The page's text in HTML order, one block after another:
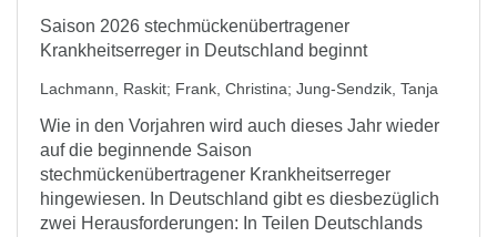
Saison 2026 stechmückenübertragener
Krankheitserreger in Deutschland beginnt
Lachmann, Raskit; Frank, Christina; Jung-Sendzik, Tanja
Wie in den Vorjahren wird auch dieses Jahr wieder
auf die beginnende Saison
stechmückenübertragener Krankheitserreger
hingewiesen. In Deutschland gibt es diesbezüglich
zwei Herausforderungen: In Teilen Deutschlands